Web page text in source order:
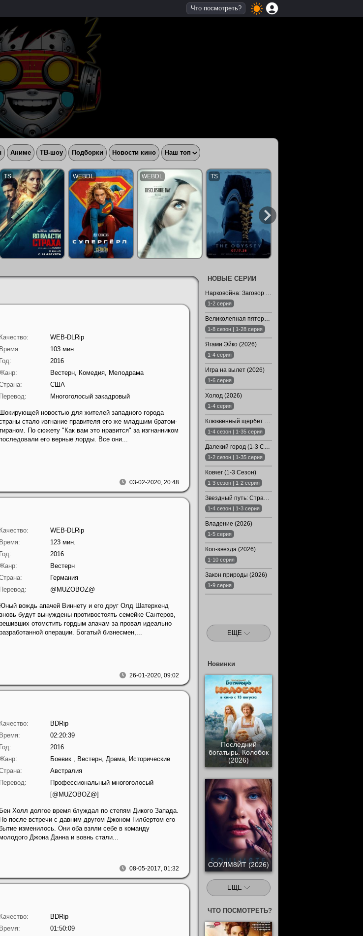
Качество:
WEB-DLRip
Время:
103 мин.
Год:
2016
Вестерн, Комедия, Мелодрама
США
Перевод:
Многоголосый закадровый
03-02-2020, 20:48
Шокирующей новостью для жителей западного города
стало изгнание правителя его же младшим братом-
По сюжету "Как вам это нравится" за изгнанником
его верные лорды. Все они...
Качество:
WEB-DLRip
Время:
123 мин.
Год:
2016
Вестерн
Германия
Перевод:
@MUZOBOZ@
26-01-2020, 09:02
Юный вождь апачей Виннету и его друг Олд Шатерхенд
будут вынуждены противостоять семейке Сантеров,
отомстить гордым апачам за провал идеально
операции. Богатый бизнесмен,...
Качество:
BDRip
Время:
02:20:39
Год:
2016
Боевик , Вестерн, Драма, Исторические
Австралия
Перевод:
Профессиональный многоголосый
[@MUZOBOZ@]
08-05-2017, 01:32
Бен Холл долгое время блуждал по степям Дикого Запада.
Но после встречи с давним другом Джоном Гилбертом его
изменилось. Они оба взяли себе в команду
Джона Данна и вовнь стали...
Качество:
BDRip
Время:
01:50:09
НОВЫЕ СЕРИИ
Нарковойна: Заговор молчания (2026)
1-2 серия
Великолепная пятерка (1-8 Сезон)
1-8 сезон | 1-28 серия
Ягами Эйко (2026)
1-4 серия
Игра на вылет (2026)
1-6 серия
Холод (2026)
1-4 серия
Клюквенный щербет (1-4 Сезон)
1-4 сезон | 1-35 серия
Далекий город (1-3 Сезон)
1-2 сезон | 1-35 серия
Ковчег (1-3 Сезон)
1-3 сезон | 1-2 серия
Звездный путь: Странные новые миры (1-4 Сезон)
1-4 сезон | 1-3 серия
Владение (2026)
1-5 серия
Коп-звезда (2026)
1-10 серия
Закон природы (2026)
1-9 серия
ЕЩЕ
Новинки
Последний
богатырь. Колобок
(2026)
СОУЛМ8ЙТ (2026)
ЕЩЕ
ЧТО ПОСМОТРЕТЬ?
Аниме ТВ-шоу Подборки Новости кино Наш топ
Что посмотреть?